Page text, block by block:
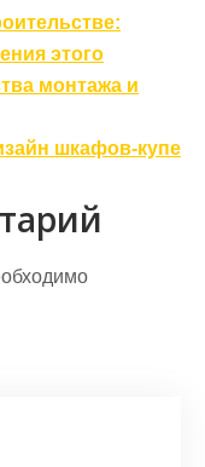
этого
монтажа и
шкафов-купе